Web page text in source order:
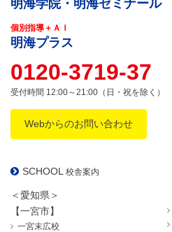
明海学院・明海ゼミナール
個別指導＋ＡＩ
明海プラス
0120-3719-37
受付時間 12:00～21:00（日・祝を除く）
Webからのお問い合わせ
SCHOOL 校舎案内
＜愛知県＞
【一宮市】
一宮末広校